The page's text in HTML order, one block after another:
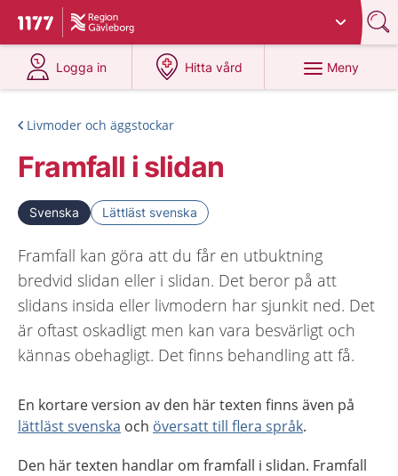
Till startsidan för 1177
Du har valt region
Logga in
på 1177.se
Hitta vård
på 1177.se
Meny
Livmoder och äggstockar
Framfall i slidan
Svenska Lättläst svenska
Framfall kan göra att du får en utbuktning
bredvid slidan eller i slidan. Det beror på att
slidans insida eller livmodern har sjunkit ned. Det
är oftast oskadligt men kan vara besvärligt och
kännas obehagligt. Det finns behandling att få.
En kortare version av den här texten finns även på
lättläst svenska och översatt till flera språk.
Den här texten handlar om framfall i slidan. Framfall